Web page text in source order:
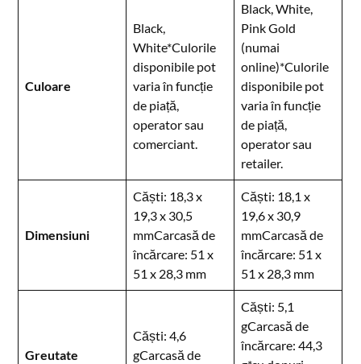
Culoare
Black,
White*Culorile
disponibile pot
varia în funcție
de piață,
operator sau
comerciant.
Black, White,
Pink Gold
(numai
online)*Culorile
disponibile pot
varia în funcție
de piață,
operator sau
retailer.
Dimensiuni
Căști: 18,3 x
19,3 x 30,5
mmCarcasă de
încărcare: 51 x
51 x 28,3 mm
Căști: 18,1 x
19,6 x 30,9
mmCarcasă de
încărcare: 51 x
51 x 28,3 mm
Greutate
Căști: 4,6
gCarcasă de
Căști: 5,1
gCarcasă de
încărcare: 44,3